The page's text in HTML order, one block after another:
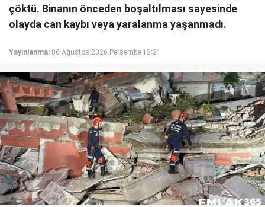
çöktü. Binanın önceden boşaltılması sayesinde
olayda can kaybı veya yaralanma yaşanmadı.
Yayınlanma: 06 Ağustos 2026 Perşembe 13:21